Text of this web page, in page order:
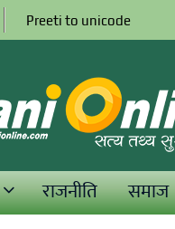
Preeti to unicode
राजनीति समाज